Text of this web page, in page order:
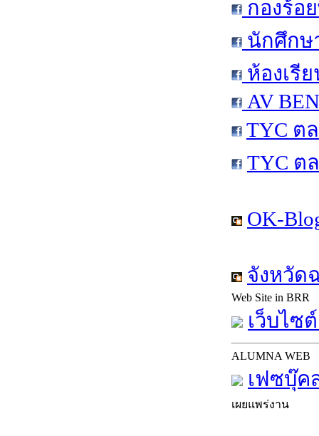
กองร้อ
นักศึกษ
ห้องเรี
AV
TYC ต
TYC ต
OK-
จังหวัด
Web Site in BRR
เว็บไซ
ALUMNA WEB
เฟซบุ๊ค
เผยแพร่งาน